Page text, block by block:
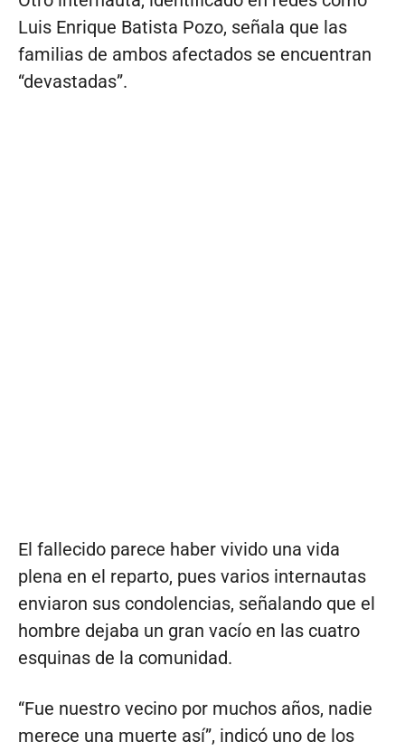
Luis Enrique Batista Pozo, señala que las
familias de ambos afectados se encuentran
“devastadas”.
El fallecido parece haber vivido una vida
plena en el reparto, pues varios internautas
enviaron sus condolencias, señalando que el
hombre dejaba un gran vacío en las cuatro
esquinas de la comunidad.
“Fue nuestro vecino por muchos años, nadie
merece una muerte así”, indicó uno de los